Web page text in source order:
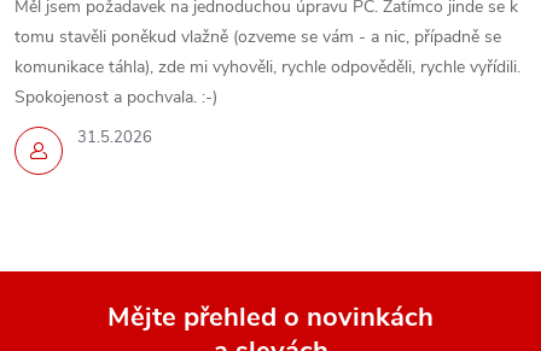
31.5.2026
Měl jsem požadavek na jednoduchou úpravu PC. Zatímco jinde se k
tomu stavěli poněkud vlažně (ozveme se vám - a nic, případně se
komunikace táhla), zde mi vyhověli, rychle odpověděli, rychle vyřídili.
Spokojenost a pochvala. :-)
Mějte přehled o novinkách